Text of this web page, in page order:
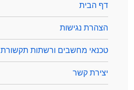
דף הבית
הצהרת נגישות
טכנאי מחשבים ורשתות תקשורת
יצירת קשר